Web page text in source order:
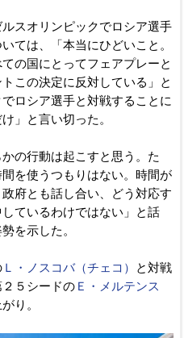
スオリンピックでロシア選手
ては、「本当にひどいこと。
の国にとってフェアプレーと
この決定に反対している」と
ロシア選手と対戦することに
」と言い切った。
の行動は起こすと思う。た
を使うつもりはない。時間が
府とも話し合い、どう対応す
ているわけではない」と話
を示した。
Ｌ・ノスコバ（チェコ）
と対戦
５シードの Ｅ・メルテンス
り。